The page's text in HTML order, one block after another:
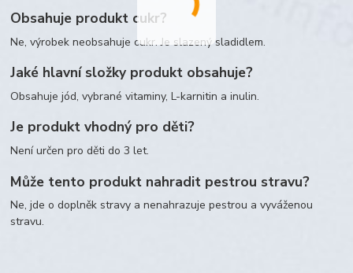
Obsahuje produkt cukr?
Ne, výrobek neobsahuje cukr. Je slazený sladidlem.
Jaké hlavní složky produkt obsahuje?
Obsahuje jód, vybrané vitaminy, L-karnitin a inulin.
Je produkt vhodný pro děti?
Není určen pro děti do 3 let.
Může tento produkt nahradit pestrou stravu?
Ne, jde o doplněk stravy a nenahrazuje pestrou a vyváženou
stravu.